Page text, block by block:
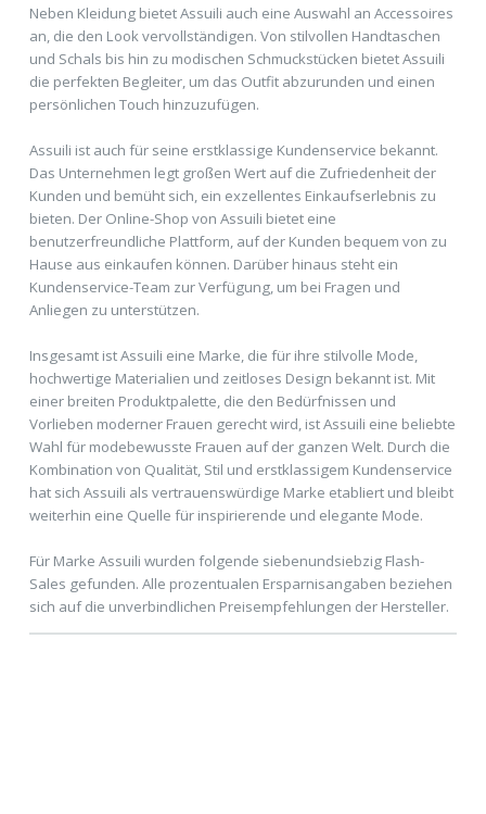
Neben Kleidung bietet Assuili auch eine Auswahl an Accessoires
an, die den Look vervollständigen. Von stilvollen Handtaschen
und Schals bis hin zu modischen Schmuckstücken bietet Assuili
die perfekten Begleiter, um das Outfit abzurunden und einen
persönlichen Touch hinzuzufügen.
Assuili ist auch für seine erstklassige Kundenservice bekannt.
Das Unternehmen legt großen Wert auf die Zufriedenheit der
Kunden und bemüht sich, ein exzellentes Einkaufserlebnis zu
bieten. Der Online-Shop von Assuili bietet eine
benutzerfreundliche Plattform, auf der Kunden bequem von zu
Hause aus einkaufen können. Darüber hinaus steht ein
Kundenservice-Team zur Verfügung, um bei Fragen und
Anliegen zu unterstützen.
Insgesamt ist Assuili eine Marke, die für ihre stilvolle Mode,
hochwertige Materialien und zeitloses Design bekannt ist. Mit
einer breiten Produktpalette, die den Bedürfnissen und
Vorlieben moderner Frauen gerecht wird, ist Assuili eine beliebte
Wahl für modebewusste Frauen auf der ganzen Welt. Durch die
Kombination von Qualität, Stil und erstklassigem Kundenservice
hat sich Assuili als vertrauenswürdige Marke etabliert und bleibt
weiterhin eine Quelle für inspirierende und elegante Mode.
Für Marke Assuili wurden folgende siebenundsiebzig Flash-
Sales gefunden. Alle prozentualen Ersparnisangaben beziehen
sich auf die unverbindlichen Preisempfehlungen der Hersteller.